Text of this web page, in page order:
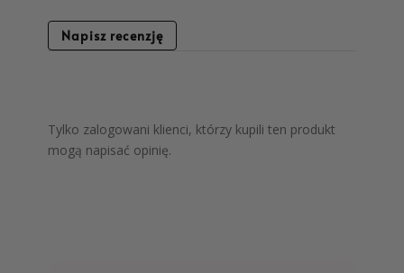
Napisz recenzję
Tylko zalogowani klienci, którzy kupili ten produkt
mogą napisać opinię.